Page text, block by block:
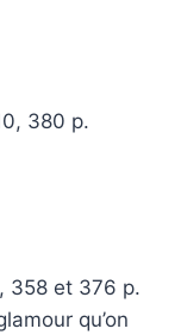
380 p.
358 et 376 p.
qu’on